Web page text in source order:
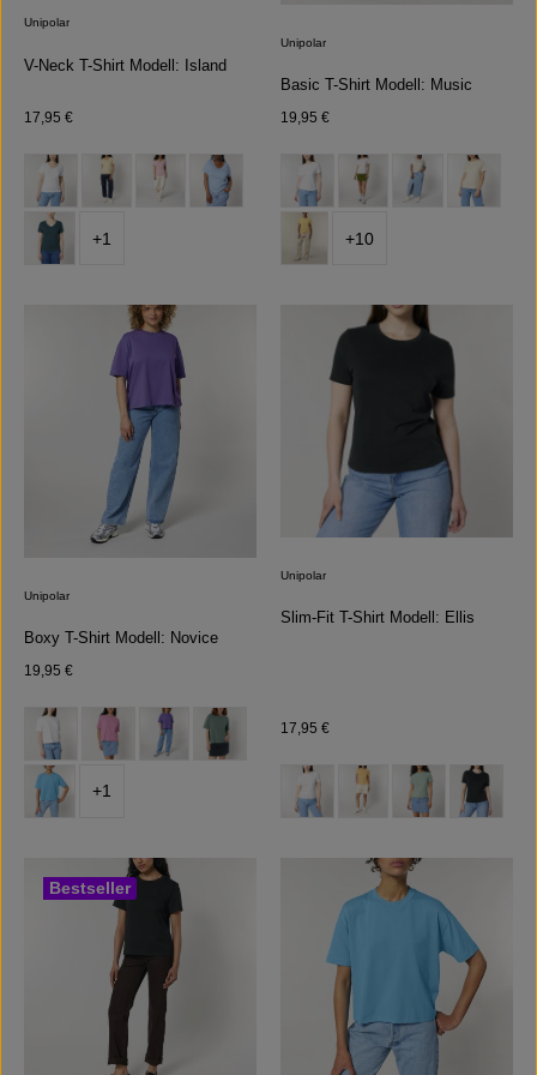
Unipolar
V-Neck T-Shirt Modell: Island
Regulärer Preis:
17,95 €
Farbe auswählen
+1
Unipolar
Basic T-Shirt Modell: Music
Regulärer Preis:
19,95 €
Farbe auswählen
+10
Unipolar
Boxy T-Shirt Modell: Novice
Regulärer Preis:
19,95 €
Farbe auswählen
(Diese Option ist zurzeit nicht verfügbar.)
+1
Unipolar
Slim-Fit T-Shirt Modell: Ellis
Regulärer Preis:
17,95 €
Farbe auswählen
(Diese Option ist zurzeit
(Diese Option ist
Bestseller